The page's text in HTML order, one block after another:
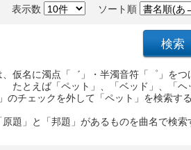
表示数 ソート順
、仮名に濁点「゛」・半濁音符「゜」を
たとえば「ペット」、「ベッド」、「
のチェックを外して「ペット」を検索
原題」と「邦題」があるものを曲名で検